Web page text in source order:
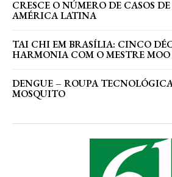
CRESCE O NÚMERO DE CASOS
AMÉRICA LATINA
TAI CHI EM BRASÍLIA: CINCO
HARMONIA COM O MESTRE
DENGUE – ROUPA
MOSQUITO